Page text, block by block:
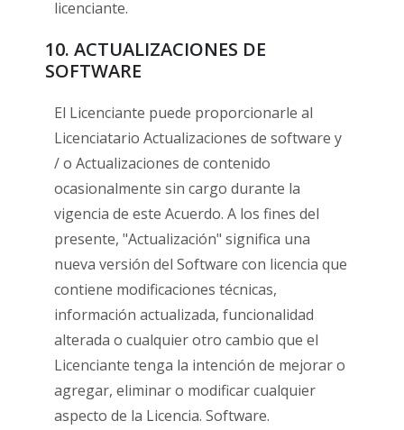
licenciante.
10. ACTUALIZACIONES DE
SOFTWARE
El Licenciante puede proporcionarle al
Licenciatario Actualizaciones de software y
/ o Actualizaciones de contenido
ocasionalmente sin cargo durante la
vigencia de este Acuerdo. A los fines del
presente, "Actualización" significa una
nueva versión del Software con licencia que
contiene modificaciones técnicas,
información actualizada, funcionalidad
alterada o cualquier otro cambio que el
Licenciante tenga la intención de mejorar o
agregar, eliminar o modificar cualquier
aspecto de la Licencia. Software.